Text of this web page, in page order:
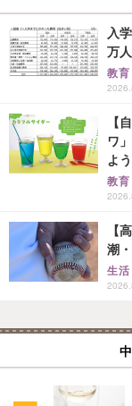
入
万
教育
【
ワ
よう
教育
【
潮
生活